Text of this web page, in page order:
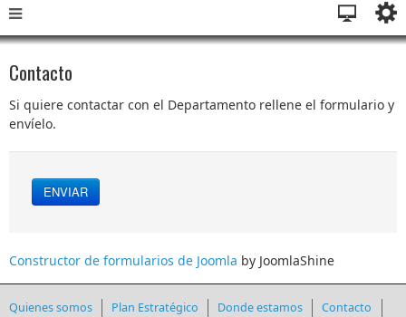
Contacto
Si quiere contactar con el Departamento rellene el formulario y
envíelo.
ENVIAR
Constructor de formularios de Joomla by JoomlaShine
Quienes somos Plan Estratégico Donde estamos
Contacto